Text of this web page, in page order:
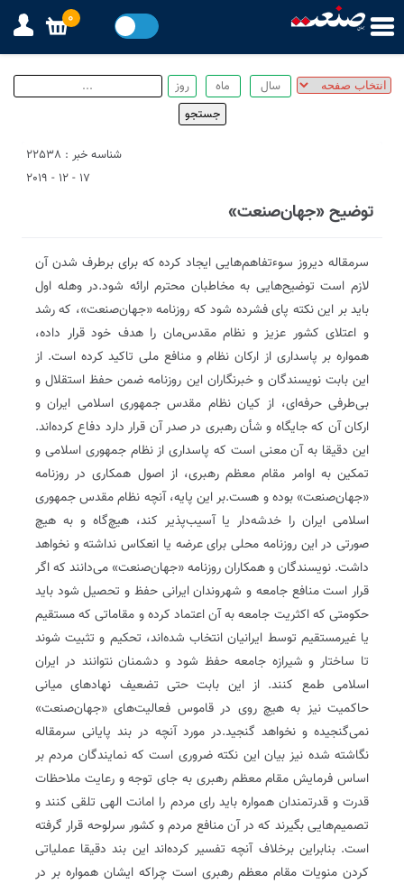
شناسه خبر : 22538
17 - 12 - 2019
توضیح «جهان‌صنعت»
سرمقاله دیروز سوء‌تفاهم‌هایی ایجاد کرده که برای برطرف شدن آن
لازم است توضیح‌هایی به مخاطبان محترم ارائه شود.در وهله اول
باید بر این نکته پای فشرده شود که روزنامه «جهان‌صنعت»، که رشد
و اعتلای کشور عزیز و نظام مقدس‌مان را هدف خود قرار داده،
همواره بر پاسداری از ارکان نظام و منافع ملی تاکید کرده است. از
این بابت نویسندگان و خبرنگاران این روزنامه ضمن حفظ استقلال و
بی‌طرفی حرفه‌ای، از کیان نظام مقدس جمهوری اسلامی ایران و
ارکان آن که جایگاه و شأن رهبری در صدر آن قرار دارد دفاع کرده‌اند.
این دقیقا به آن معنی است که پاسداری از نظام جمهوری اسلامی و
تمکین به اوامر مقام معظم رهبری، از اصول همکاری در روزنامه
«جهان‌صنعت» بوده و هست.بر این پایه، آنچه نظام مقدس جمهوری
اسلامی ایران را خدشه‌دار یا آسیب‌پذیر کند، هیچ‌گاه و به هیچ
صورتی در این روزنامه محلی برای عرضه یا انعکاس نداشته و نخواهد
داشت. نویسندگان و همکاران روزنامه «جهان‌صنعت» می‌دانند که اگر
قرار است منافع جامعه و شهروندان ایرانی حفظ و تحصیل شود باید
حکومتی که اکثریت جامعه به آن اعتماد کرده و مقاماتی که مستقیم
یا غیرمستقیم توسط ایرانیان انتخاب شده‌اند، تحکیم و تثبیت شوند
تا ساختار و شیرازه جامعه حفظ شود و دشمنان نتوانند در ایران
اسلامی طمع کنند. از این بابت حتی تضعیف نهادهای میانی
حاکمیت نیز به هیچ روی در قاموس فعالیت‌های «جهان‌صنعت»
نمی‌گنجیده و نخواهد گنجید.در مورد آنچه در بند پایانی سرمقاله
نگاشته شده نیز بیان این نکته ضروری است که نمایندگان مردم بر
اساس فرمایش مقام معظم رهبری به جای توجه و رعایت ملاحظات
قدرت و قدرتمندان همواره باید رای مردم را امانت الهی تلقی کنند و
تصمیم‌هایی بگیرند که در آن منافع مردم و کشور سرلوحه قرار گرفته
است. بنابراین برخلاف آنچه تفسیر کرده‌اند این بند دقیقا عملیاتی
کردن منویات مقام معظم رهبری است چراکه ایشان همواره بر در
0